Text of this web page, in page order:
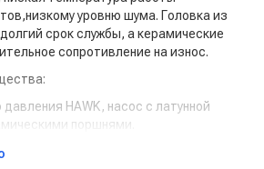
уровню шума. Головка из
срок службы, а керамические
сопротивление на износ.
HAWK, насос с латунной
поршнями.
регулированием подачи давления.